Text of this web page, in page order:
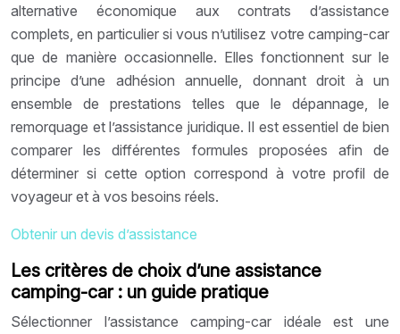
alternative économique aux contrats d’assistance
complets, en particulier si vous n’utilisez votre camping-car
que de manière occasionnelle. Elles fonctionnent sur le
principe d’une adhésion annuelle, donnant droit à un
ensemble de prestations telles que le dépannage, le
remorquage et l’assistance juridique. Il est essentiel de bien
comparer les différentes formules proposées afin de
déterminer si cette option correspond à votre profil de
voyageur et à vos besoins réels.
Obtenir un devis d’assistance
Les critères de choix d’une assistance
camping-car : un guide pratique
Sélectionner l’assistance camping-car idéale est une